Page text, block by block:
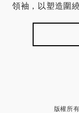
領袖，以塑造圍
版權所